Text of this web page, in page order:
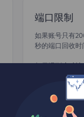
端口限制
如果账号只有
秒的端口回收时
确保请求的时
用，然后频繁
得回收时间太
要联系客户经